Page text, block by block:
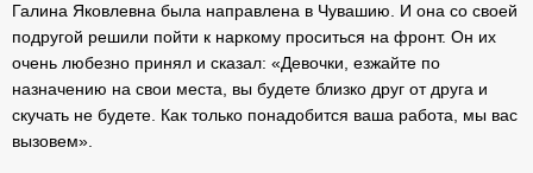
Галина Яковлевна была направлена в Чувашию. И она со своей
подругой решили пойти к наркому проситься на фронт. Он их
очень любезно принял и сказал: «Девочки, езжайте по
назначению на свои места, вы будете близко друг от друга и
скучать не будете. Как только понадобится ваша работа, мы вас
вызовем».